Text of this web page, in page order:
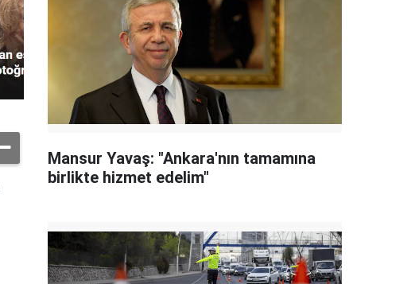
Mansur Yavaş: "Ankara'nın tamamına
birlikte hizmet edelim"